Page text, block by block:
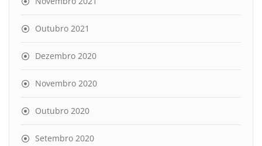
Outubro 2021
Dezembro 2020
Novembro 2020
Outubro 2020
Setembro 2020